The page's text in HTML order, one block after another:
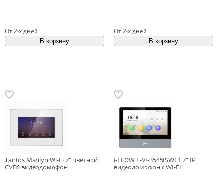
От 2-х дней От 2-х дней
Tantos Marilyn Wi-Fi 7" цветной
CVBS видеодомофон
i-FLOW F-VI-3545ISWE1 7“ IP
видеодомофон с WI-FI